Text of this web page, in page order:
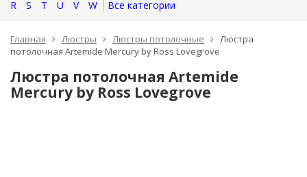
R
S T U V W Все категории
Главная Люстры Люстры потолочные
Люстра
потолочная Artemide Mercury by Ross Lovegrove
Люстра потолочная Artemide
Mercury by Ross Lovegrove